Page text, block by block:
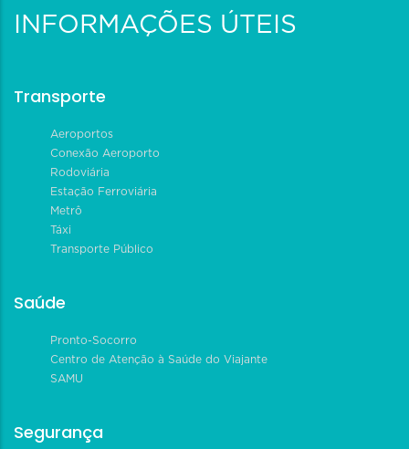
INFORMAÇÕES ÚTEIS
Transporte
Aeroportos
Conexão Aeroporto
Rodoviária
Estação Ferroviária
Metrô
Táxi
Transporte Público
Saúde
Pronto-Socorro
Centro de Atenção à Saúde do Viajante
SAMU
Segurança